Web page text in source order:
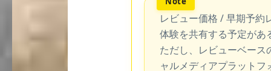
レビュー価格 / 早期予約
体験を共有する予定があ
ただし、レビューベー
ャルメディアプラット